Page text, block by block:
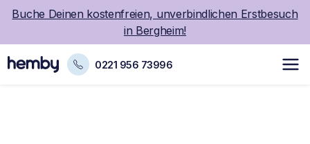
Buche Deinen kostenfreien, unverbindlichen Erstbesuch
in Bergheim!
0221 956 73996